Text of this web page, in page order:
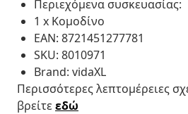
Περιεχόμενα συσκευασίας:
1 x Κομοδίνο
EAN: 8721451277781
SKU: 8010971
Brand: vidaXL
Περισσότερες λεπτομέρειες
βρείτεεδώ